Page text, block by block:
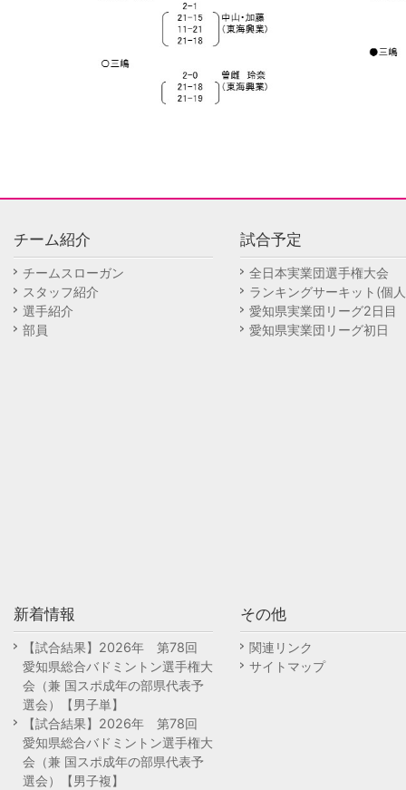
チーム紹介
チームスローガン
スタッフ紹介
選手紹介
部員
試合予定
全日本実業団選手権大会
ランキングサーキット(個
愛知県実業団リーグ2日目
愛知県実業団リーグ初日
新着情報
【試合結果】2026年 第78回
愛知県総合バドミントン選手権大
会（兼 国スポ成年の部県代表予
選会）【男子単】
【試合結果】2026年 第78回
愛知県総合バドミントン選手権大
会（兼 国スポ成年の部県代表予
選会）【男子複】
その他
関連リンク
サイトマップ